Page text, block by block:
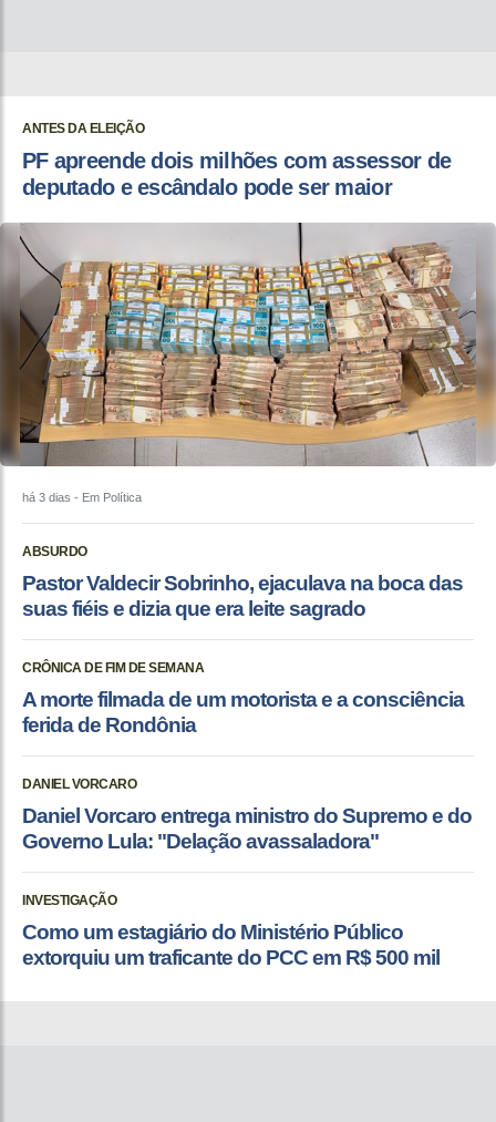
ANTES DA ELEIÇÃO
PF apreende dois milhões com assessor de
deputado e escândalo pode ser maior
há 3 dias - Em Política
ABSURDO
Pastor Valdecir Sobrinho, ejaculava na boca das
suas fiéis e dizia que era leite sagrado
CRÔNICA DE FIM DE SEMANA
A morte filmada de um motorista e a consciência
ferida de Rondônia
DANIEL VORCARO
Daniel Vorcaro entrega ministro do Supremo e do
Governo Lula: "Delação avassaladora"
INVESTIGAÇÃO
Como um estagiário do Ministério Público
extorquiu um traficante do PCC em R$ 500 mil